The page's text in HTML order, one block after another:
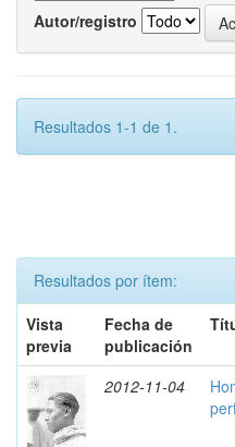
Autor/registro
Resultados 1-1 de 1.
Resultados por ítem:
Vista
previa
Fecha de
publicación
2012-11-04